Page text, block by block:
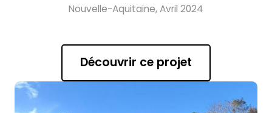
Nouvelle-Aquitaine, Avril 2024
Découvrir ce projet